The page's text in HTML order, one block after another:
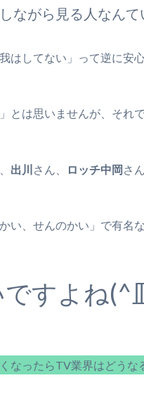
ながら見る人なんて
はしてない」って逆に安
とは思いませんが、それ
出川 さん、 ロッチ中岡さん
い、せんのかい」で有名
すよね(^
なったらTV業界はどうな